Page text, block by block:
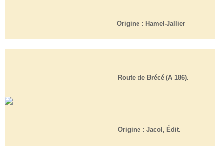
Origine : Hamel-Jallier
Route de Brécé (A 186).
Origine : Jacol, Édit.